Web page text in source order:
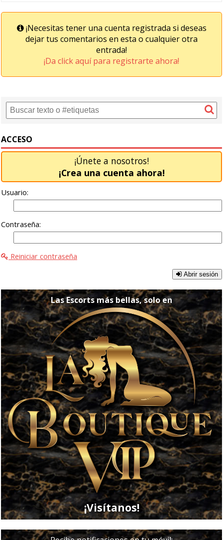
¡Necesitas tener una cuenta registrada si deseas
dejar tus comentarios en esta o cualquier otra
entrada!
¡Da click aquí para registrarte ahora!
ACCESO
¡Únete a nosotros!
¡Crea una cuenta ahora!
Usuario:
Contraseña:
Reiniciar contraseña
Abrir sesión
Las Escorts más bellas, solo en
¡Visítanos!